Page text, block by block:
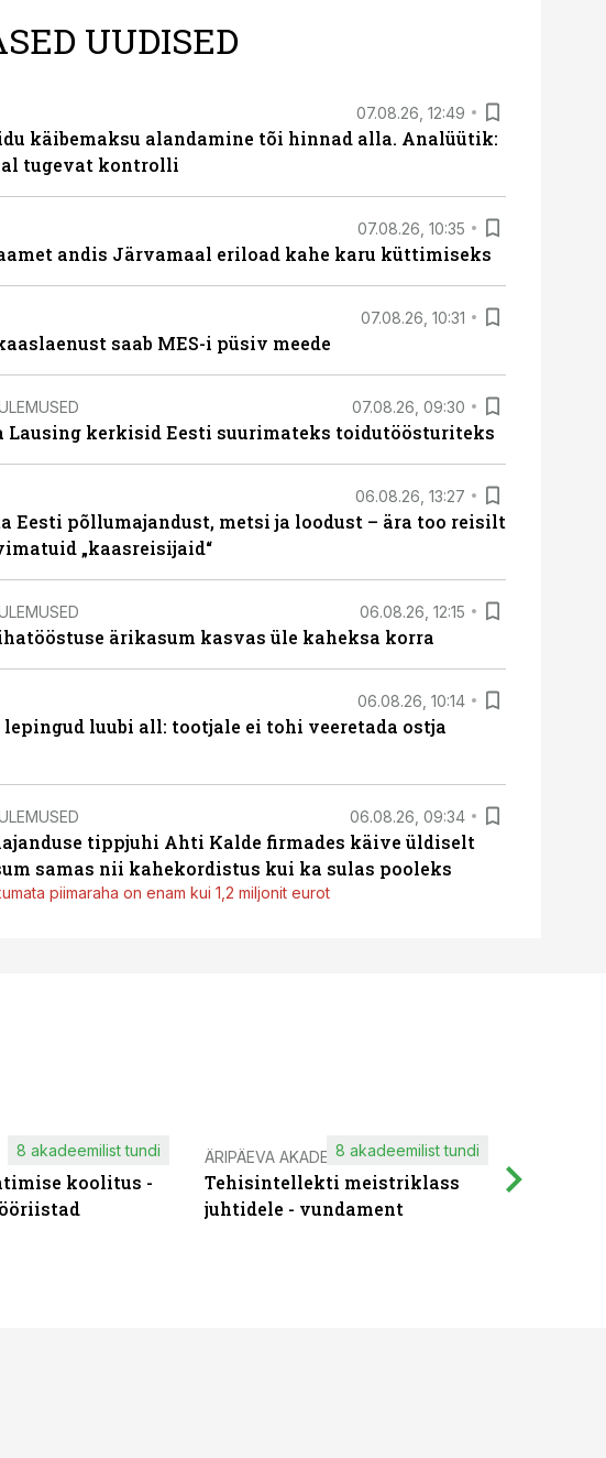
UUDISED
07.08.26, 12:49
käibemaksu alandamine tõi hinnad alla. Analüütik:
tugevat kontrolli
07.08.26, 10:35
andis Järvamaal eriload kahe karu küttimiseks
07.08.26, 10:31
saab MES-i püsiv meede
07.08.26, 09:30
Lausing kerkisid Eesti suurimateks toidutöösturiteks
06.08.26, 13:27
Eesti põllumajandust, metsi ja loodust – ära too reisilt
„kaasreisijaid“
06.08.26, 12:15
ärikasum kasvas üle kaheksa korra
06.08.26, 10:14
luubi all: tootjale ei tohi veeretada ostja
06.08.26, 09:34
tippjuhi Ahti Kalde firmades käive üldiselt
samas nii kahekordistus kui ka sulas pooleks
piimaraha on enam kui 1,2 miljonit eurot
koolitus -
8 akadeemilist tundi ÄRIPÄEVA AKADEEMIA
Tehisintellekti meistriklass
juhtidele - vundament
8 akadeemilist tundi